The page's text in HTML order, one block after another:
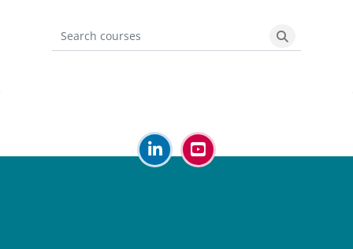
Search courses
Search